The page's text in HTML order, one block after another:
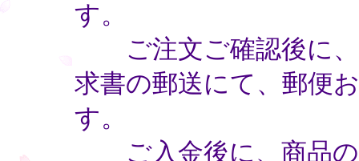
す。
ご注文ご確認後に、
求書の郵送にて、郵便
す。
ご入金後に、商品の